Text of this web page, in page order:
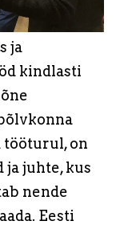
ja
kindlasti
tööturul, on
juhte, kus
nende
Eesti